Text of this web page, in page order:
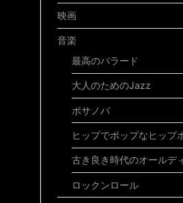
映画
音楽
最高のバラード
大人のためのJazz
ボサノバ
ヒップでポップなヒップ
古き良き時代のオールデ
ロックンロール